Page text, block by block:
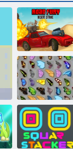
Fury tuksneša
streika ceļš
Tauriņš kyodai